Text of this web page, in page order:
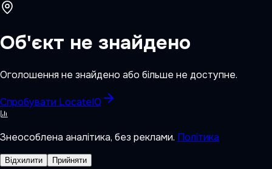
Об'єкт не знайдено
Оголошення не знайдено або більше не доступне.
Спробувати LocateIQ
Знеособлена аналітика, без реклами. Політика
Відхилити Прийняти